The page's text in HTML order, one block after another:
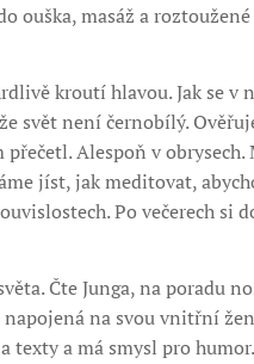
ouška, masáž a
kroutí hlavou. Jak se
svět není černobílý.
Alespoň v
jíst, jak meditovat,
Po večerech
Čte Junga, na poradu
na svou vnitřní
texty a má smysl pro